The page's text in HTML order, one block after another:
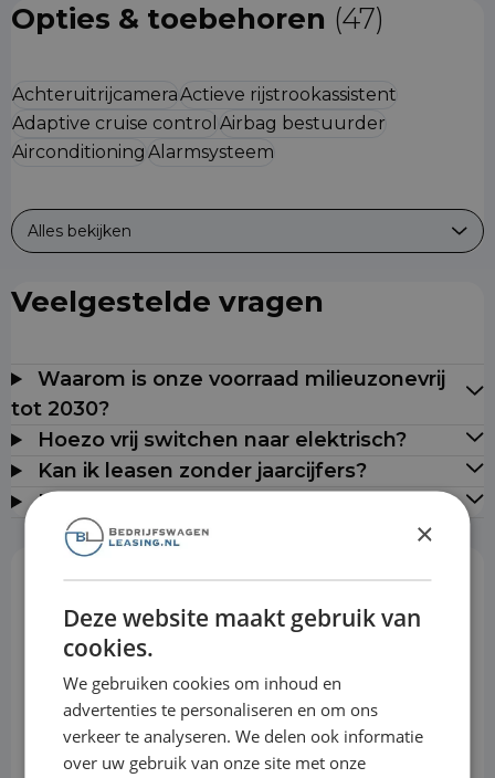
Opties & toebehoren (47)
AchteruitrijcameraActieve rijstrookassistent
Adaptive cruise control Airbag bestuurder
Airconditioning Alarmsysteem
Alles bekijken
Veelgestelde vragen
Waarom is onze voorraad milieuzonevrij
tot 2030?
Hoezo vrij switchen naar elektrisch?
Kan ik leasen zonder jaarcijfers?
Leveren jullie door heel Nederland?
Rekentool
Aanbetaling
Looptijd
×
Deze website maakt gebruik van
cookies.
We gebruiken cookies om inhoud en
advertenties te personaliseren en om ons
verkeer te analyseren. We delen ook informatie
over uw gebruik van onze site met onze